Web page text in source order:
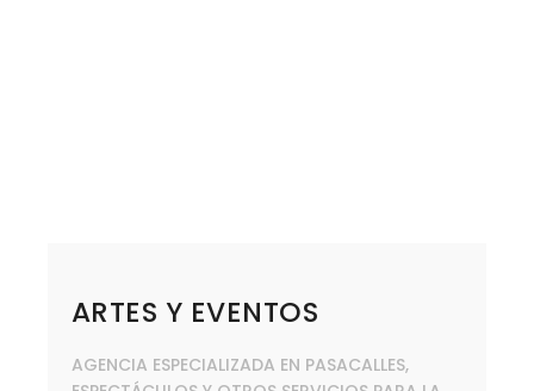
ARTES Y EVENTOS
AGENCIA ESPECIALIZADA EN PASACALLES,